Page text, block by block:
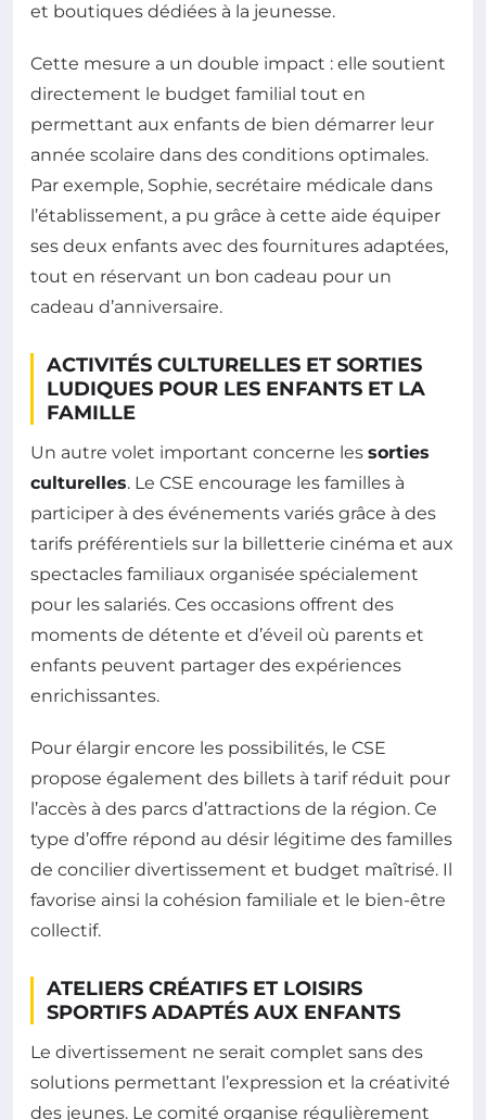
et boutiques dédiées à la jeunesse.
Cette mesure a un double impact : elle soutient
directement le budget familial tout en
permettant aux enfants de bien démarrer leur
année scolaire dans des conditions optimales.
Par exemple, Sophie, secrétaire médicale dans
l’établissement, a pu grâce à cette aide équiper
ses deux enfants avec des fournitures adaptées,
tout en réservant un bon cadeau pour un
cadeau d’anniversaire.
ACTIVITÉS CULTURELLES ET SORTIES
LUDIQUES POUR LES ENFANTS ET LA
FAMILLE
Un autre volet important concerne les sorties
culturelles. Le CSE encourage les familles à
participer à des événements variés grâce à des
tarifs préférentiels sur la billetterie cinéma et aux
spectacles familiaux organisée spécialement
pour les salariés. Ces occasions offrent des
moments de détente et d’éveil où parents et
enfants peuvent partager des expériences
enrichissantes.
Pour élargir encore les possibilités, le CSE
propose également des billets à tarif réduit pour
l’accès à des parcs d’attractions de la région. Ce
type d’offre répond au désir légitime des familles
de concilier divertissement et budget maîtrisé. Il
favorise ainsi la cohésion familiale et le bien-être
collectif.
ATELIERS CRÉATIFS ET LOISIRS
SPORTIFS ADAPTÉS AUX ENFANTS
Le divertissement ne serait complet sans des
solutions permettant l’expression et la créativité
des jeunes. Le comité organise régulièrement